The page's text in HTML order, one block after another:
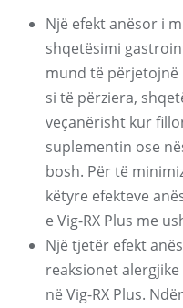
Një efekt anësor i
shqetësimi
mund të
si të përziera,
veçanërisht kur
suplementin ose
bosh. Për të
këtyre efekteve
e Vig-RX Plus me
Një tjetër efekt
reaksionet
në Vig-RX Plus.